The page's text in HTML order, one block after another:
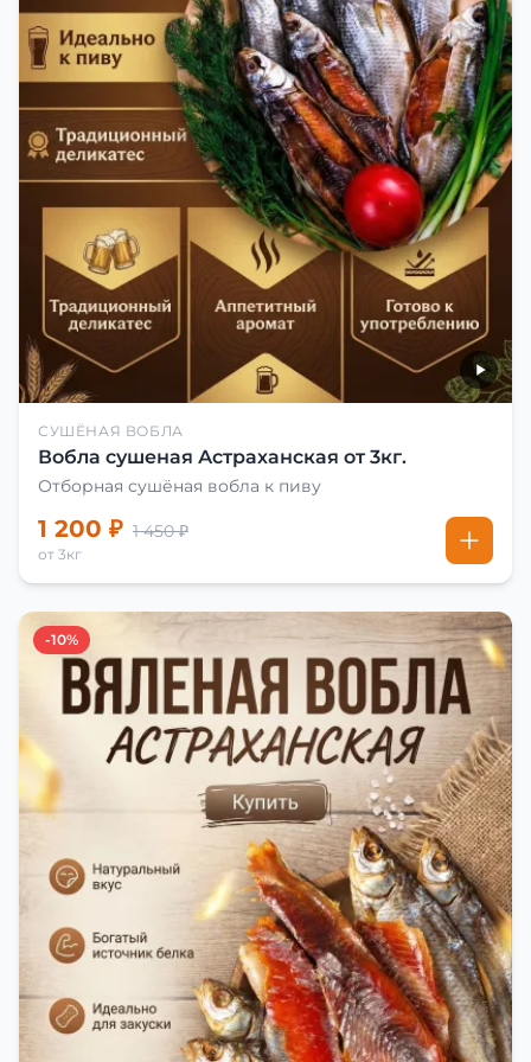
СУШЁНАЯ ВОБЛА
Вобла сушеная Астраханская от 3кг.
Отборная сушёная вобла к пиву
1 200 ₽ 1 450 ₽
от 3кг
-10%